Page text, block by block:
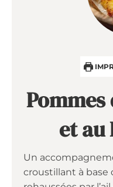
Pommes
et au
Un
croustillant à base